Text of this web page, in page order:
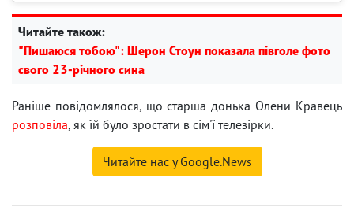
Читайте також:
"Пишаюся тобою": Шерон Стоун показала півголе фото
свого 23-річного сина
Раніше повідомлялося, що старша донька Олени Кравець
розповіла, як їй було зростати в сім'ї телезірки.
Читайте нас у Google.News